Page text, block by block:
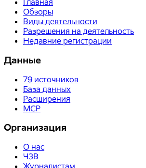
Главная
Обзоры
Виды деятельности
Разрешения на деятельность
Недавние регистрации
Данные
79 источников
База данных
Расширения
MCP
Организация
О нас
ЧЗВ